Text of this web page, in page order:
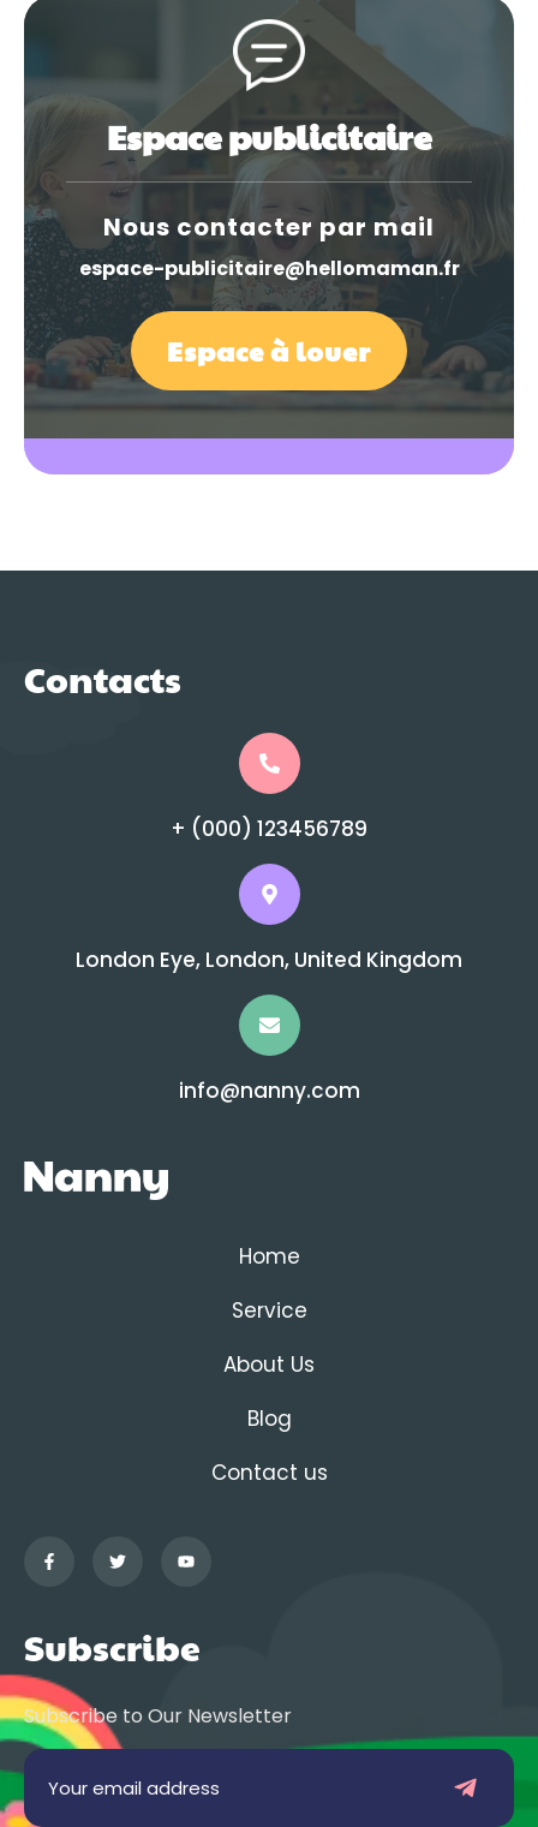
Espace publicitaire
Nous contacter par mail
espace-publicitaire@hellomaman.fr
Espace à louer
Contacts
+ (000) 123456789
London Eye, London, United Kingdom
info@nanny.com
Home
Service
About Us
Blog
Contact us
Subscribe
Subscribe to Our Newsletter